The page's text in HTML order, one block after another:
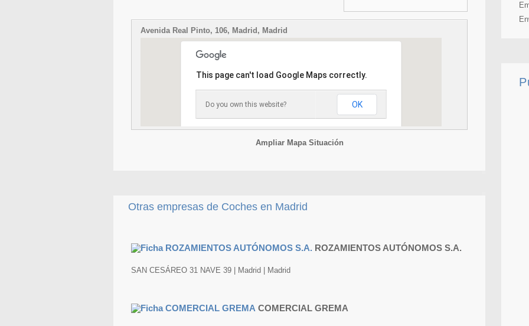
Avenida Real Pinto, 106, Madrid, Madrid
This page can't load Google Maps correctly.
Do you own this website? OK
Ampliar Mapa Situación
Otras empresas de Coches en Madrid
ROZAMIENTOS AUTÓNOMOS S.A.
SAN CESÁREO 31 NAVE 39 | Madrid | Madrid
COMERCIAL GREMA